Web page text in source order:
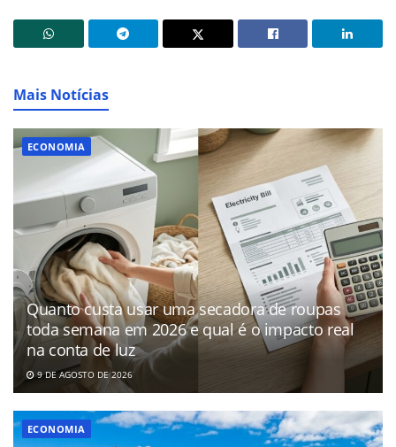
Mais Notícias
ECONOMIA
Quanto custa usar uma secadora de roupas
toda semana em 2026 e qual é o impacto real
na conta de luz
9 DE AGOSTO DE 2026
ECONOMIA